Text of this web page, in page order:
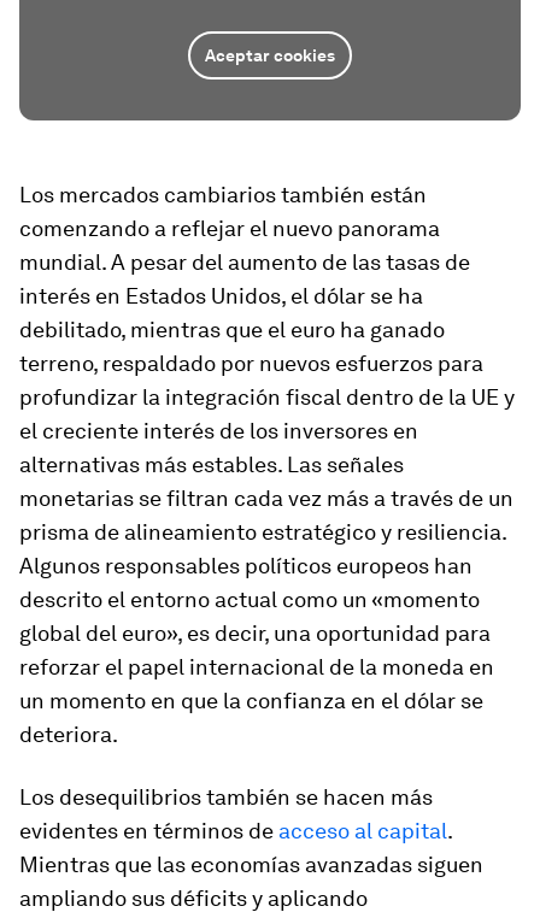
Aceptar cookies
Los mercados cambiarios también están
comenzando a reflejar el nuevo panorama
mundial. A pesar del aumento de las tasas de
interés en Estados Unidos, el dólar se ha
debilitado, mientras que el euro ha ganado
terreno, respaldado por nuevos esfuerzos para
profundizar la integración fiscal dentro de la UE y
el creciente interés de los inversores en
alternativas más estables. Las señales
monetarias se filtran cada vez más a través de un
prisma de alineamiento estratégico y resiliencia.
Algunos responsables políticos europeos han
descrito el entorno actual como un «momento
global del euro», es decir, una oportunidad para
reforzar el papel internacional de la moneda en
un momento en que la confianza en el dólar se
deteriora.
Los desequilibrios también se hacen más
evidentes en términos de acceso al capital.
Mientras que las economías avanzadas siguen
ampliando sus déficits y aplicando